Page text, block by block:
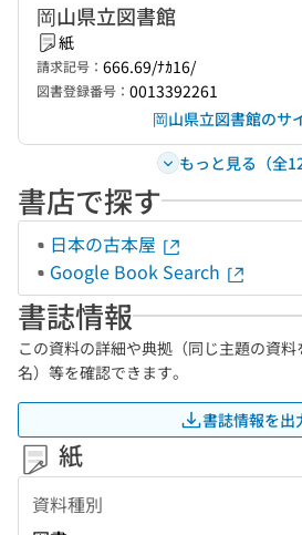
岡山県立図書館
紙
請求記号： 666.69/ﾅｶ16/
図書登録番号： 0013392261
岡山県立図書館のサ
もっと見る（全12
書店で探す
日本の古本屋
Google Book Search
書誌情報
この資料の詳細や典拠（同じ主題の資
名）等を確認できます。
書誌情報を出
紙
資料種別